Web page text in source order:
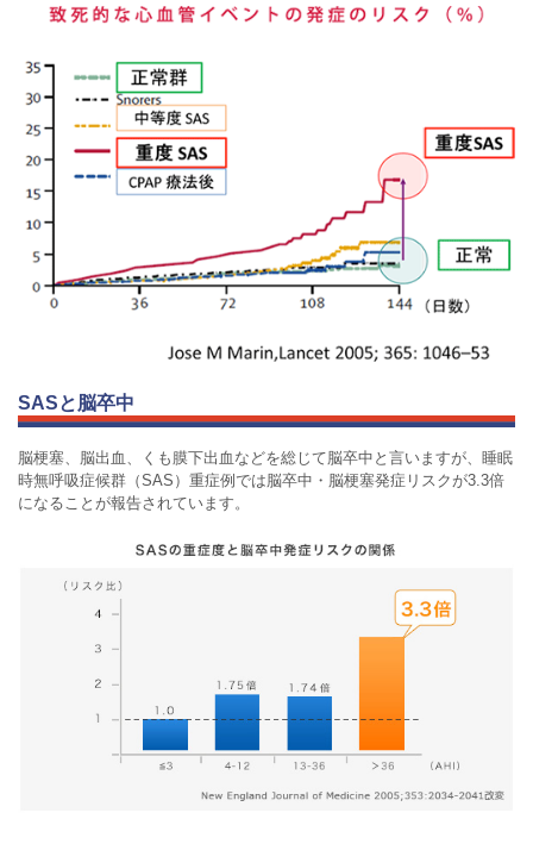
SASと脳卒中
脳梗塞、脳出血、くも膜下出血などを総じて脳卒中と言いますが、睡眠
時無呼吸症候群（SAS）重症例では脳卒中・脳梗塞発症リスクが3.3倍
になることが報告されています。